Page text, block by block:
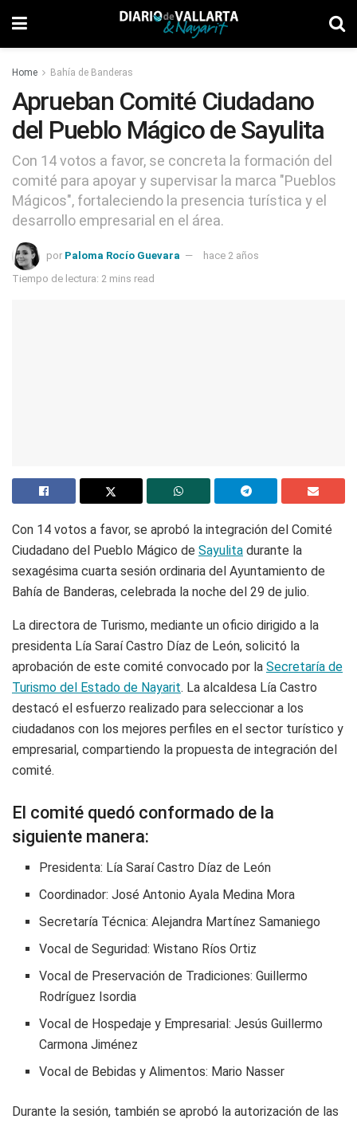
Home Bahía de Banderas
Aprueban Comité Ciudadano
del Pueblo Mágico de Sayulita
Con 14 votos a favor, se concreta la formación del
comité para apoyar y supervisar la marca "Pueblos
Mágicos", fortaleciendo la presencia turística y el
desarrollo empresarial en el área.
por Paloma Rocío Guevara
hace 2 años
Tiempo de lectura: 2 mins read
Con 14 votos a favor, se aprobó la integración del Comité
Ciudadano del Pueblo Mágico de Sayulita durante la
sexagésima cuarta sesión ordinaria del Ayuntamiento de
Bahía de Banderas, celebrada la noche del 29 de julio.
La directora de Turismo, mediante un oficio dirigido a la
presidenta Lía Saraí Castro Díaz de León, solicitó la
aprobación de este comité convocado por la Secretaría de
Turismo del Estado de Nayarit. La alcaldesa Lía Castro
destacó el esfuerzo realizado para seleccionar a los
ciudadanos con los mejores perfiles en el sector turístico y
empresarial, compartiendo la propuesta de integración del
comité.
El comité quedó conformado de la
siguiente manera:
Presidenta: Lía Saraí Castro Díaz de León
Coordinador: José Antonio Ayala Medina Mora
Secretaría Técnica: Alejandra Martínez Samaniego
Vocal de Seguridad: Wistano Ríos Ortiz
Vocal de Preservación de Tradiciones: Guillermo
Rodríguez Isordia
Vocal de Hospedaje y Empresarial: Jesús Guillermo
Carmona Jiménez
Vocal de Bebidas y Alimentos: Mario Nasser
Durante la sesión, también se aprobó la autorización de las